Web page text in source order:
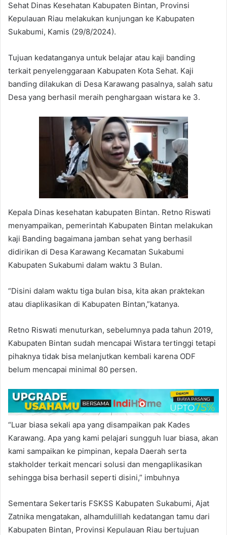
Sehat Dinas Kesehatan Kabupaten Bintan, Provinsi
Kepulauan Riau melakukan kunjungan ke Kabupaten
Sukabumi, Kamis (29/8/2024).
Tujuan kedatanganya untuk belajar atau kaji banding
terkait penyelenggaraan Kabupaten Kota Sehat. Kaji
banding dilakukan di Desa Karawang pasalnya, salah satu
Desa yang berhasil meraih penghargaan wistara ke 3.
Kepala Dinas kesehatan kabupaten Bintan. Retno Riswati
menyampaikan, pemerintah Kabupaten Bintan melakukan
kaji Banding bagaimana jamban sehat yang berhasil
didirikan di Desa Karawang Kecamatan Sukabumi
Kabupaten Sukabumi dalam waktu 3 Bulan.
“Disini dalam waktu tiga bulan bisa, kita akan praktekan
atau diaplikasikan di Kabupaten Bintan,”katanya.
Retno Riswati menuturkan, sebelumnya pada tahun 2019,
Kabupaten Bintan sudah mencapai Wistara tertinggi tetapi
pihaknya tidak bisa melanjutkan kembali karena ODF
belum mencapai minimal 80 persen.
“Luar biasa sekali apa yang disampaikan pak Kades
Karawang. Apa yang kami pelajari sungguh luar biasa, akan
kami sampaikan ke pimpinan, kepala Daerah serta
stakholder terkait mencari solusi dan mengaplikasikan
sehingga bisa berhasil seperti disini,” imbuhnya
Sementara Sekertaris FSKSS Kabupaten Sukabumi, Ajat
Zatnika mengatakan, alhamdulillah kedatangan tamu dari
Kabupaten Bintan, Provinsi Kepulauan Riau bertujuan